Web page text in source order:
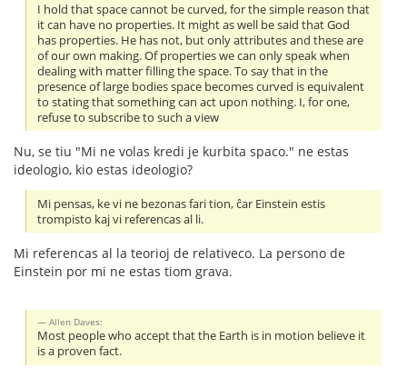
I hold that space cannot be curved, for the simple reason that
it can have no properties. It might as well be said that God
has properties. He has not, but only attributes and these are
of our own making. Of properties we can only speak when
dealing with matter filling the space. To say that in the
presence of large bodies space becomes curved is equivalent
to stating that something can act upon nothing. I, for one,
refuse to subscribe to such a view
Nu, se tiu "Mi ne volas kredi je kurbita spaco." ne estas
ideologio, kio estas ideologio?
Mi pensas, ke vi ne bezonas fari tion, ĉar Einstein estis
trompisto kaj vi referencas al li.
Mi referencas al la teorioj de relativeco. La persono de
Einstein por mi ne estas tiom grava.
Allen Daves:
Most people who accept that the Earth is in motion believe it
is a proven fact.